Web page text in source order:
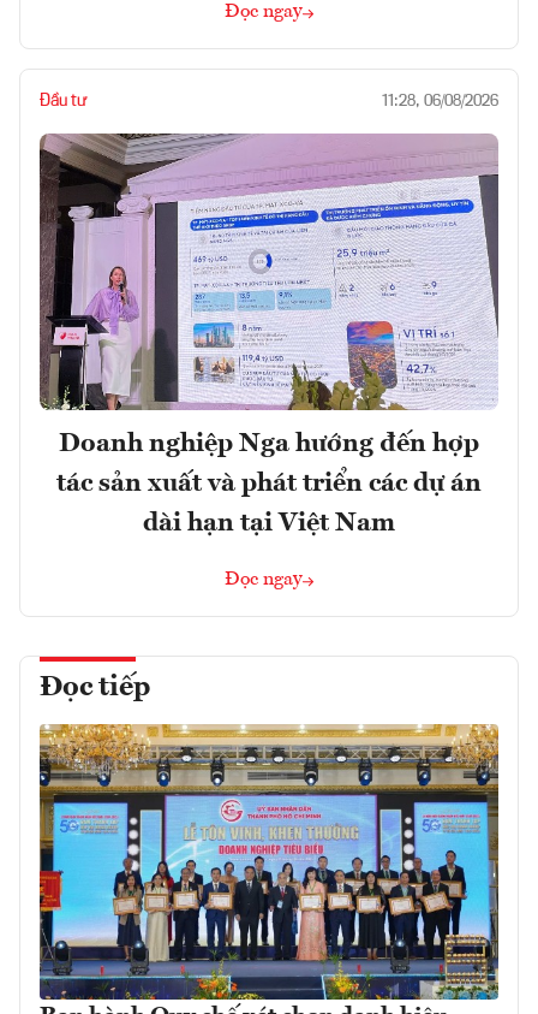
Đọc ngay
Đầu tư 11:28, 06/08/2026
Doanh nghiệp Nga hướng đến hợp
tác sản xuất và phát triển các dự án
dài hạn tại Việt Nam
Đọc ngay
Đọc tiếp